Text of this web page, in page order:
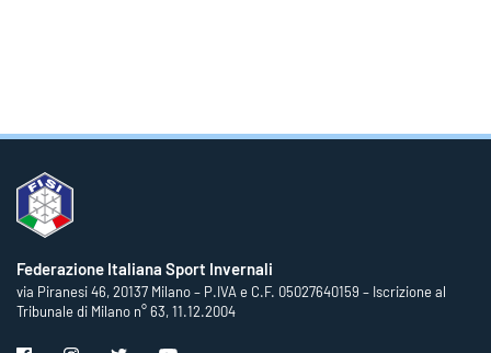
Federazione Italiana Sport Invernali
via Piranesi 46, 20137 Milano – P.IVA e C.F. 05027640159 – Iscrizione al
Tribunale di Milano n° 63, 11.12.2004